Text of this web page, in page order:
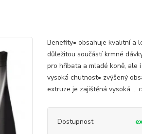
Benefity• obsahuje kvalitní a
důležitou součástí krmné
pro hříbata a mladé koně, ale
vysoká chutnost• zvýšený
extruze je zajištěná vysoká ...
Dostupnost